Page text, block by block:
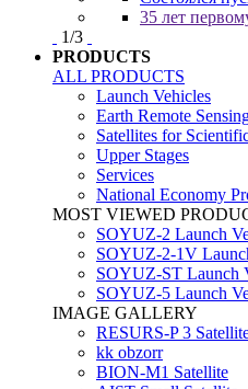
35 лет
1/3
PRODUCTS
ALL PRODUCTS
Launch Vehicles
Earth Remote
Satellites for
Upper Stages
Services
National Economy
MOST VIEWED
SOYUZ-2 Launch
SOYUZ-2-1V
SOYUZ-ST Launch
SOYUZ-5 Launch
IMAGE GALLERY
RESURS-P 3
kk obzorr
BION-M1 Satellite